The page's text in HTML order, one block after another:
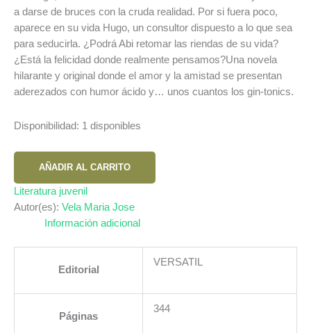
a darse de bruces con la cruda realidad. Por si fuera poco,
aparece en su vida Hugo, un consultor dispuesto a lo que sea
para seducirla. ¿Podrá Abi retomar las riendas de su vida?
¿Está la felicidad donde realmente pensamos?Una novela
hilarante y original donde el amor y la amistad se presentan
aderezados con humor ácido y… unos cuantos los gin-tonics.
Disponibilidad: 1 disponibles
GIN
TONIC
cantidad
AÑADIR AL CARRITO
Literatura juvenil
Autor(es): Vela Maria Jose
Información adicional
Editorial
VERSATIL
Páginas
344